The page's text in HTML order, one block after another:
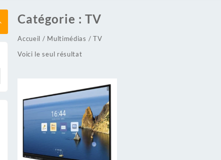
Catégorie :TV
Accueil / Multimédias / TV
Voici le seul résultat